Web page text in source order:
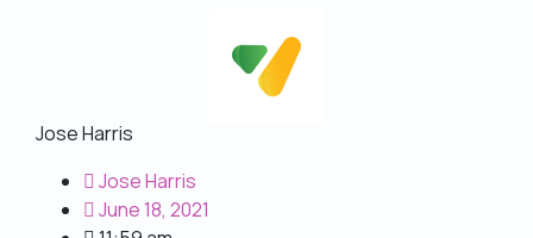
Jose Harris
Jose Harris
June 18, 2021